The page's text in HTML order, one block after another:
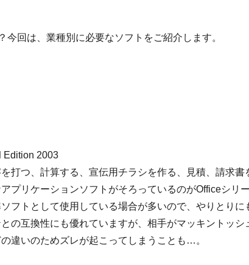
回は、業種別に必要なソフトをご紹介します。
Edition 2003
打つ、計算する、宣伝用チラシを作る、見積、請求書
プリケーションソフトがそろっているのがOfficeシリー
フトとして使用している場合が多いので、やりとりに
の互換性にも優れていますが、相手がマッキントッシ
違いのためズレが起こってしまうことも…。